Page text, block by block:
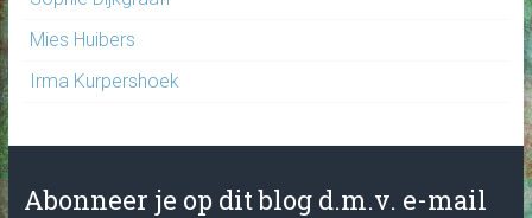
Mies Huibers
Irma Kurpershoek
Abonneer je op dit blog d.m.v. e-mail